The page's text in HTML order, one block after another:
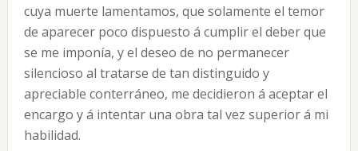
cuya muerte lamentamos, que solamente el temor
de aparecer poco dispuesto á cumplir el deber que
se me imponía, y el deseo de no permanecer
silencioso al tratarse de tan distinguido y
apreciable conterráneo, me decidieron á aceptar el
encargo y á intentar una obra tal vez superior á mi
habilidad.